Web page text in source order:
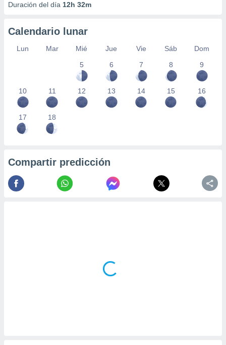
Duración del día 12h 32m
Calendario lunar
Lun Mar Mié Jue Vie Sáb
Dom
5
6 7 8 9
10 11 12 13 14 15 16
17 18
Compartir predicción